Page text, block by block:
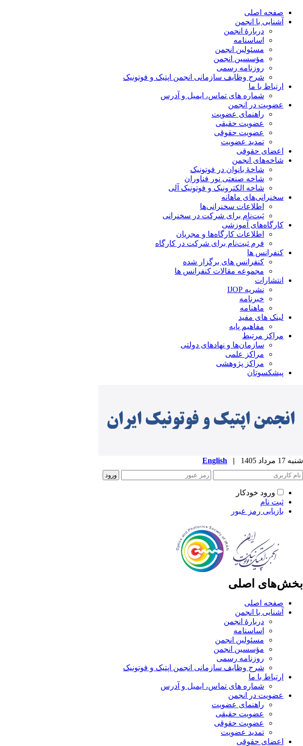
صفحه اصلی
آشنایی با انجمن
دربارۀ انجمن
اساسنامه
مسئولین انجمن
مؤسسین انجمن
روزنامه رسمی
شرح وظایف سازمانی انجمن اپتیک و فوتونیک
ارتباط با ما
شماره های تماس، ایمیل و آدرس
عضویت در انجمن
راهنمای عضویت
عضویت حقیقی
عضویت حقوقی
تمدید عضویت
اعضای حقوقی
شاخه‌های انجمن
شاخۀ بانوان در فوتونیک
شاخه صنعتی نور فناوران
شاخه‌ الکترونیک و فوتونیک آلی
سخنرانی‌های ماهانه
اطلاعات سخنرانی‌‌ها
ثبت‌نام برای شرکت در سخنرانی
کارگاه‌های آموزشی
اطلاعات کارگاه‌ها و مجریان
فرم ثبت‌نام برای شرکت در کارگاه
کنفرانس ها
کنفرانس های برگزار شده
مجموعه مقالات کنفرانس ها
انتشارات
نشریه IJOP
خبرنامه
ماهنامه
لینک های مفید
مفاهیم پایه
مراکز مرتبط
سازمان‌ها و نهادهای دولتی
مراکز علمی
مراکز پژوهشی
پیشکسوتان
شنبه 17 مرداد 1405 |
English
ورود خودکار
ثبت نام
بازیابی رمز عبور
بخش‌های اصلی
صفحه اصلی
آشنایی با انجمن
دربارۀ انجمن
اساسنامه
مسئولین انجمن
مؤسسین انجمن
روزنامه رسمی
شرح وظایف سازمانی انجمن اپتیک و فوتونیک
ارتباط با ما
شماره های تماس، ایمیل و آدرس
عضویت در انجمن
راهنمای عضویت
عضویت حقیقی
عضویت حقوقی
تمدید عضویت
اعضای حقوقی